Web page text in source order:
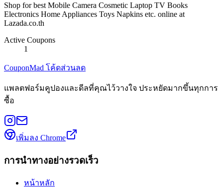
Shop for best Mobile Camera Cosmetic Laptop TV Books
Electronics Home Appliances Toys Napkins etc. online at
Lazada.co.th
Active Coupons
1
CouponMad โค้ดส่วนลด
แพลตฟอร์มคูปองและดีลที่คุณไว้วางใจ ประหยัดมากขึ้นทุกการ
ซื้อ
เพิ่มลง Chrome
การนำทางอย่างรวดเร็ว
หน้าหลัก